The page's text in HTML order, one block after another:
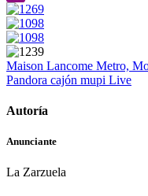
Facebook
Maison Lancome Metro,
Pandora cajón mupi Live
Autoría
Anunciante
La Zarzuela